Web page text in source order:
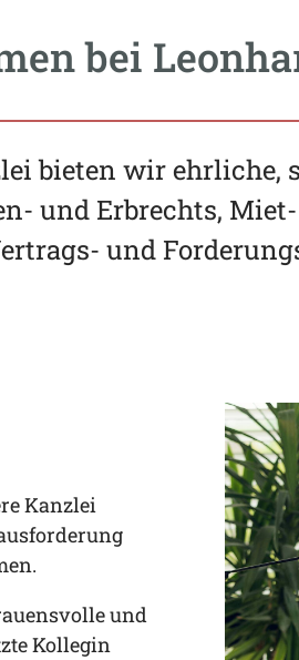
bei
bieten wir ehrliche,
und Erbrechts,
und
Kanzlei
und
Kollegin